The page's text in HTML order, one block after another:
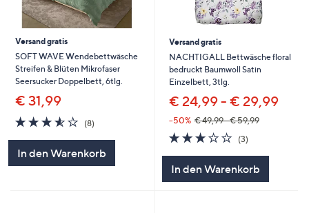
Versand gratis
SOFT WAVE Wendebettwäsche
Streifen & Blüten Mikrofaser
Seersucker Doppelbett, 6tlg.
€ 31,99
3.5
von
5
(8)
In den Warenkorb
Versand gratis
NACHTIGALL Bettwäsche floral
bedruckt Baumwoll Satin
Einzelbett, 3tlg.
€ 24,99 - € 29,99
--50% € 49,99 - € 59,99
2.7
von
5
(3)
In den Warenkorb